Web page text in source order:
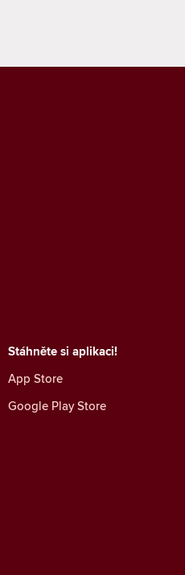
Stáhněte si aplikaci!
App Store
Google Play Store